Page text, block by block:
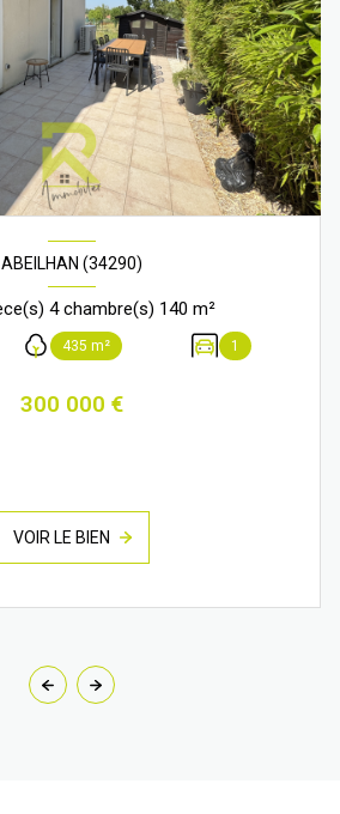
ABEILHAN (34290)
Villa 5 pièce(s) 4 chambre(s) 140 m²
435 m² 1
300 000 €
VOIR LE BIEN